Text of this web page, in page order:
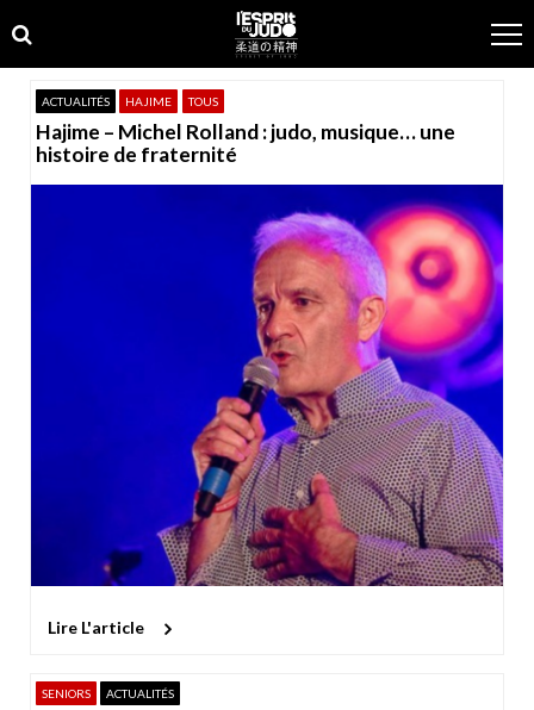
to
navigation
to
content
ACTUALITÉS HAJIME TOUS
Hajime – Michel Rolland : judo, musique… une
histoire de fraternité
Lire L'article
SENIORS ACTUALITÉS